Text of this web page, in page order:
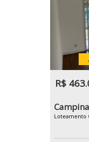
R$
Loteamento